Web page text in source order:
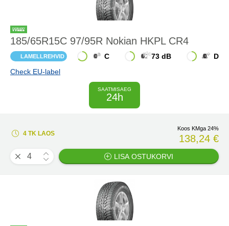
185/65R15C 97/95R Nokian HKPL CR4
LAMELLREHVID C 73 dB
D
Check EU-label
SAATMISAEG
24h
4 TK LAOS
Koos KMga 24%
138,24 €
LISA OSTUKORVI